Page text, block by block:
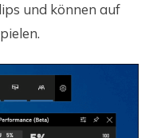
und können auf